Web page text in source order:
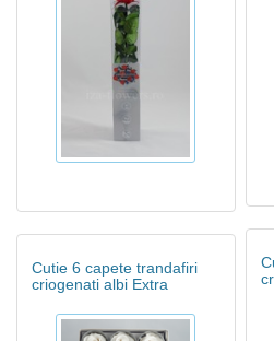
Cutie 6 capete trandafiri
criogenati albi Extra